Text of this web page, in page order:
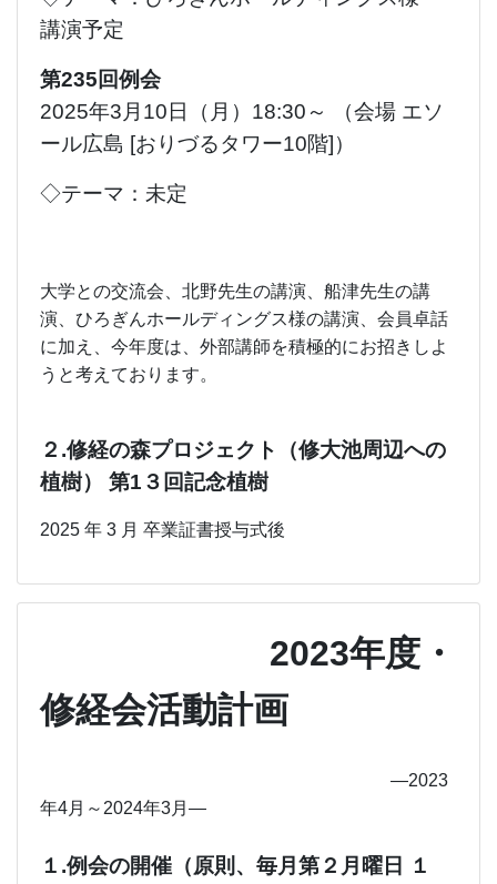
講演予定
第235回例会
2025年3月10日（月）18:30～ （会場 エソ
ール広島 [おりづるタワー10階]）
◇テーマ：未定
大学との交流会、北野先生の講演、船津先生の講
演、ひろぎんホールディングス様の講演、会員卓話
に加え、今年度は、外部講師を積極的にお招きしよ
うと考えております。
２.修経の森プロジェクト（修大池周辺への
植樹） 第1３回記念植樹
2025 年 3 月 卒業証書授与式後
2023年度・
修経会活動計画
―2023
年4月～2024年3月 ―
１.例会の開催（原則、毎月第２月曜日 １